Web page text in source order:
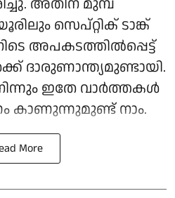
അതിന് മുമ്പ്
സെപ്റ്റിക് ടാങ്ക്
അപകടത്തിൽപ്പെട്ട്
ദാരുണാന്ത്യമുണ്ടായി.
ഇതേ വാർത്തകൾ
കാണുന്നുമുണ്ട് നാം.
More